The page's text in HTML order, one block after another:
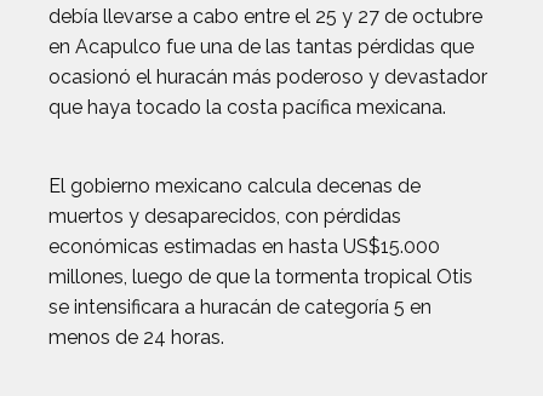
debía llevarse a cabo entre el 25 y 27 de octubre
en Acapulco fue una de las tantas pérdidas que
ocasionó el huracán más poderoso y devastador
que haya tocado la costa pacífica mexicana.
El gobierno mexicano calcula decenas de
muertos y desaparecidos, con pérdidas
económicas estimadas en hasta US$15.000
millones, luego de que la tormenta tropical Otis
se intensificara a huracán de categoría 5 en
menos de 24 horas.